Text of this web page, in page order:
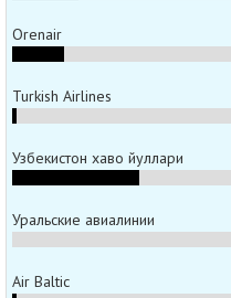
Orenair
Turkish Airlines
Узбекистон хаво йуллари
Уральские авиалинии
Air Baltic